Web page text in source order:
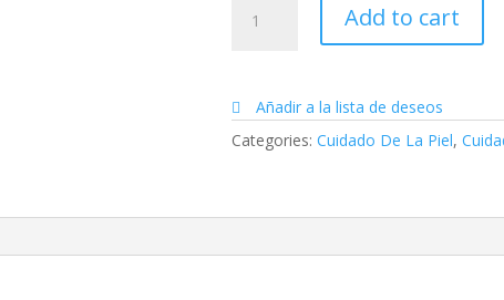
personalizable
de
Add to cart
Añadir a la lista de deseos
Categories: Cuidado De La Piel,